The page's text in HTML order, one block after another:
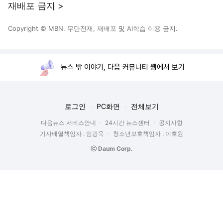
재배포 금지 >
Copyright © MBN. 무단전재, 재배포 및 AI학습 이용 금지.
뉴스 밖 이야기, 다음 커뮤니티 웹에서 보기
로그인 PC화면 전체보기
다음뉴스 서비스안내 24시간 뉴스센터
공지사항
기사배열책임자 : 임광욱
청소년보호책임자 : 이호원
ⓒ Daum Corp.